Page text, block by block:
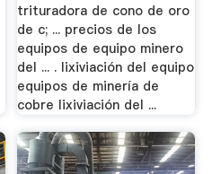
trituradora de cono de oro
de c; ... precios de los
equipos de equipo minero
del ... . lixiviación del equipo
equipos de minería de
cobre lixiviación del ...